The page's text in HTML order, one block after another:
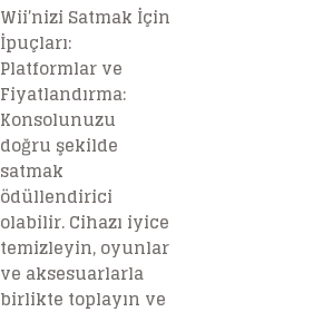
Wii’nizi Satmak İçin
İpuçları:
Platformlar ve
Fiyatlandırma:
Konsolunuzu
doğru şekilde
satmak
ödüllendirici
olabilir. Cihazı iyice
temizleyin, oyunlar
ve aksesuarlarla
birlikte toplayın ve